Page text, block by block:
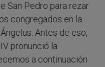
San Pedro para rezar
congregados en la
Antes de eso,
pronunció la
a continuación